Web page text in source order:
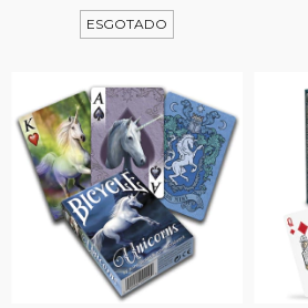
ESGOTADO